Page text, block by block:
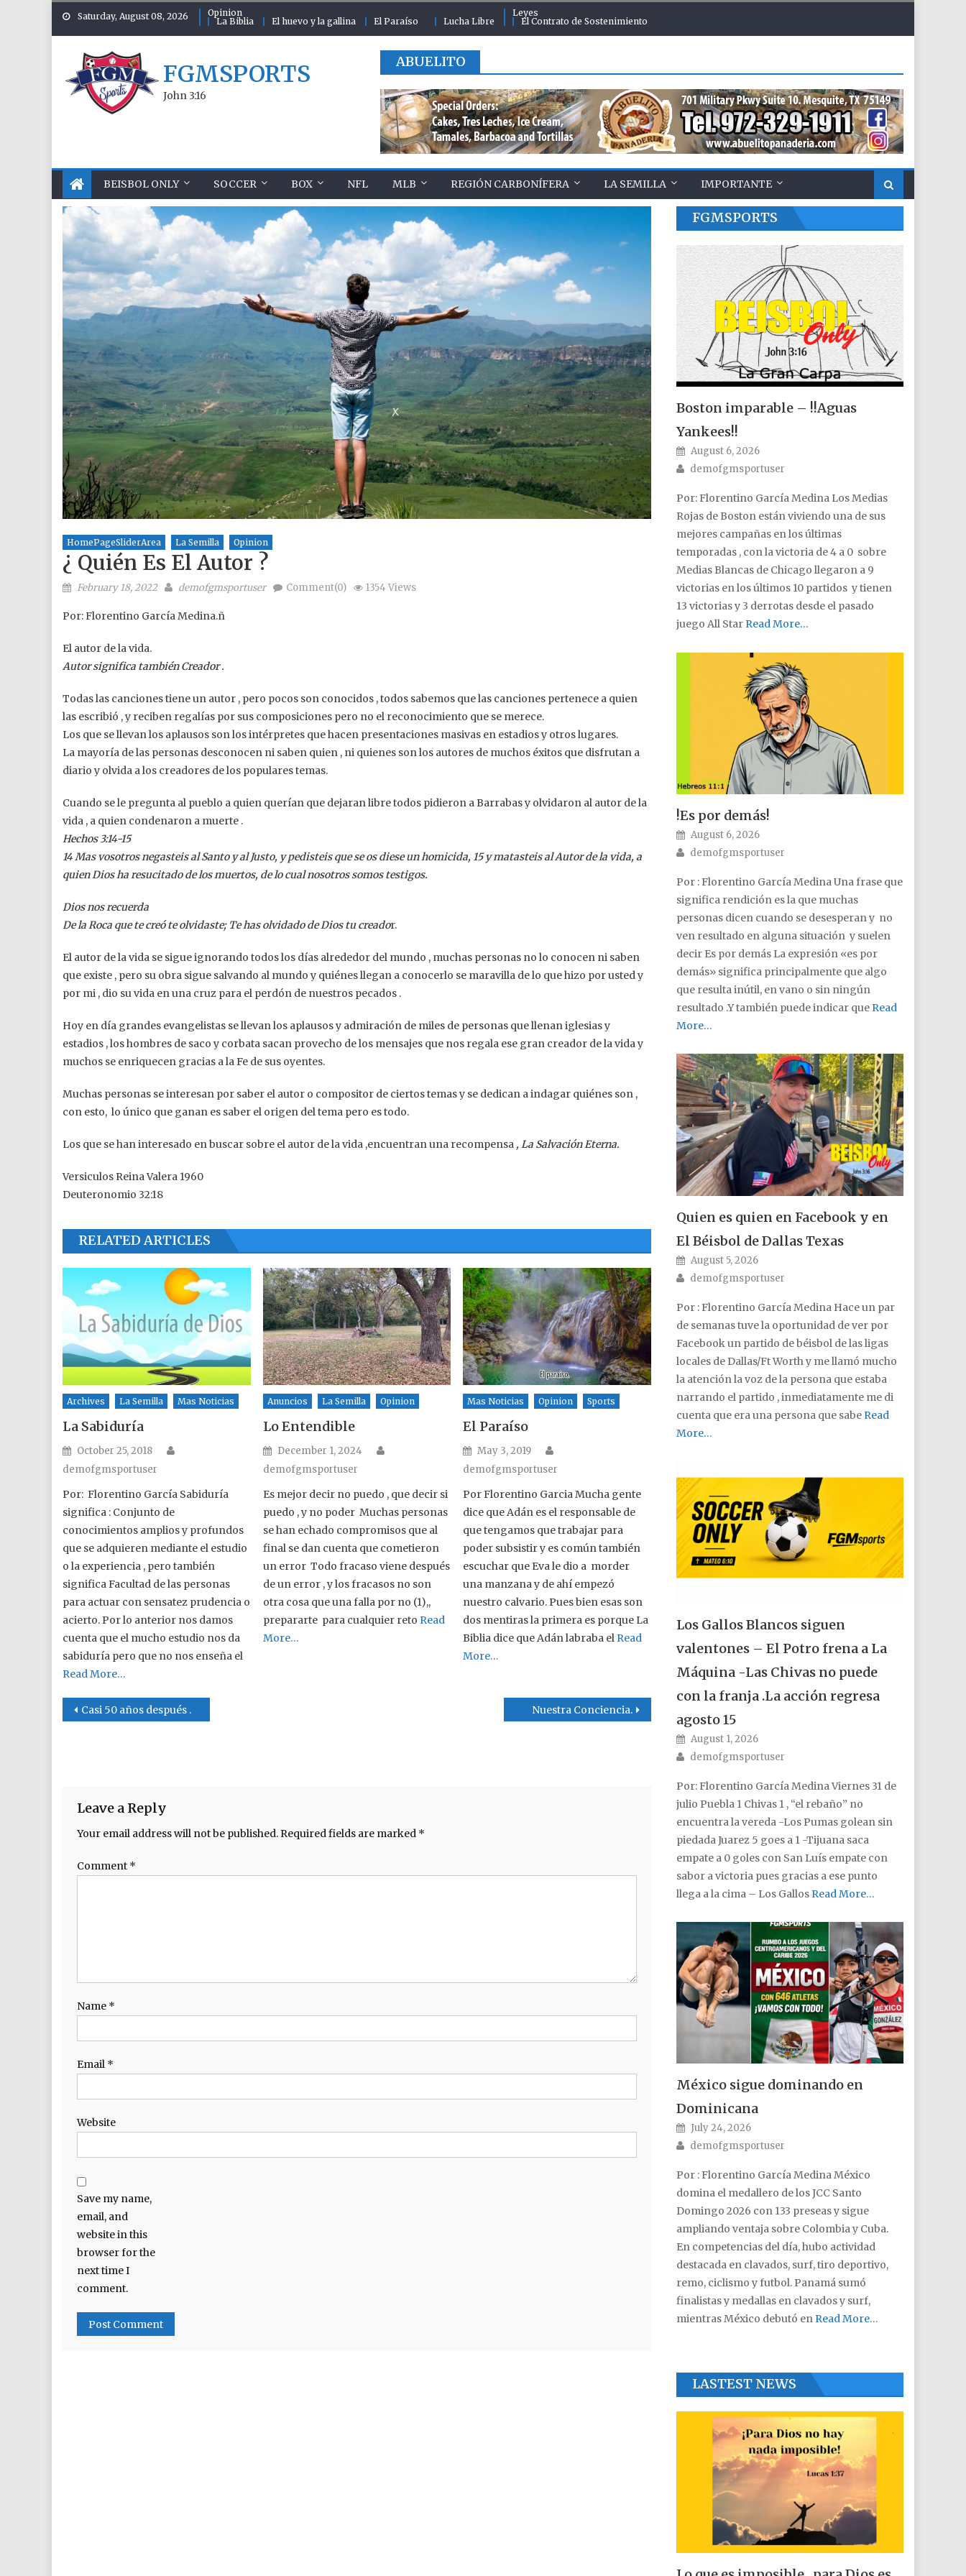
Saturday, August 08, 2026
Opinion
La Biblia
El huevo y la gallina El Paraíso Lucha Libre
Leyes
El Contrato de Sostenimiento
FGMSPORTS
John 3:16
ABUELITO
BEISBOL ONLY SOCCER BOX NFL MLB REGIÓN CARBONÍFERA LA SEMILLA IMPORTANTE
HomePageSliderArea La Semilla Opinion
¿ Quién Es El Autor ?
Posted on
February 18, 2022 Author
demofgmsportuser Comment(0) 1354 Views
Por: Florentino García Medina.ñ
El autor de la vida.
Autor significa también Creador .
Todas las canciones tiene un autor , pero pocos son conocidos , todos sabemos que las canciones pertenece a quien
las escribió , y reciben regalías por sus composiciones pero no el reconocimiento que se merece.
Los que se llevan los aplausos son los intérpretes que hacen presentaciones masivas en estadios y otros lugares.
La mayoría de las personas desconocen ni saben quien , ni quienes son los autores de muchos éxitos que disfrutan a
diario y olvida a los creadores de los populares temas.
Cuando se le pregunta al pueblo a quien querían que dejaran libre todos pidieron a Barrabas y olvidaron al autor de la
vida , a quien condenaron a muerte .
Hechos 3:14-15
14 Mas vosotros negasteis al Santo y al Justo, y pedisteis que se os diese un homicida, 15 y matasteis al Autor de la vida, a
quien Dios ha resucitado de los muertos, de lo cual nosotros somos testigos.
Dios nos recuerda
De la Roca que te creó te olvidaste; Te has olvidado de Dios tu creador.
El autor de la vida se sigue ignorando todos los días alrededor del mundo , muchas personas no lo conocen ni saben
que existe , pero su obra sigue salvando al mundo y quiénes llegan a conocerlo se maravilla de lo que hizo por usted y
por mi , dio su vida en una cruz para el perdón de nuestros pecados .
Hoy en día grandes evangelistas se llevan los aplausos y admiración de miles de personas que llenan iglesias y
estadios , los hombres de saco y corbata sacan provecho de los mensajes que nos regala ese gran creador de la vida y
muchos se enriquecen gracias a la Fe de sus oyentes.
Muchas personas se interesan por saber el autor o compositor de ciertos temas y se dedican a indagar quiénes son ,
con esto, lo único que ganan es saber el origen del tema pero es todo.
Los que se han interesado en buscar sobre el autor de la vida ,encuentran una recompensa , La Salvación Eterna.
Versiculos Reina Valera 1960
Deuteronomio 32:18
RELATED ARTICLES
Archives La Semilla Mas Noticias
La Sabiduría
Posted on
October 25, 2018
demofgmsportuser
Por: Florentino García Sabiduría
significa : Conjunto de
conocimientos amplios y profundos
que se adquieren mediante el estudio
o la experiencia , pero también
significa Facultad de las personas
para actuar con sensatez prudencia o
acierto. Por lo anterior nos damos
cuenta que el mucho estudio nos da
sabiduría pero que no nos enseña el
Read More…
Anuncios La Semilla Opinion
Lo Entendible
Posted on
December 1, 2024
demofgmsportuser
Es mejor decir no puedo , que decir si
puedo , y no poder Muchas personas
se han echado compromisos que al
final se dan cuenta que cometieron
un error Todo fracaso viene después
de un error , y los fracasos no son
otra cosa que una falla por no (1),,
prepararte para cualquier reto Read
More…
Mas Noticias Opinion Sports
El Paraíso
Posted on
May 3, 2019
demofgmsportuser
Por Florentino Garcia Mucha gente
dice que Adán es el responsable de
que tengamos que trabajar para
poder subsistir y es común también
escuchar que Eva le dio a morder
una manzana y de ahí empezó
nuestro calvario. Pues bien esas son
dos mentiras la primera es porque La
Biblia dice que Adán labraba el Read
More…
Post navigation
Casi 50 años después . Nuestra Conciencia.
Leave a Reply
Your email address will not be published. Required fields are marked *
Comment *
Name *
Email *
Website
Save my name,
email, and
website in this
browser for the
next time I
comment.
FGMSPORTS
Boston imparable – !!Aguas
Yankees!!
Posted on
August 6, 2026
Author
demofgmsportuser
Por: Florentino García Medina Los Medias
Rojas de Boston están viviendo una de sus
mejores campañas en los últimas
temporadas , con la victoria de 4 a 0 sobre
Medias Blancas de Chicago llegaron a 9
victorias en los últimos 10 partidos y tienen
13 victorias y 3 derrotas desde el pasado
juego All Star Read More…
!Es por demás!
Posted on
August 6, 2026
Author
demofgmsportuser
Por : Florentino García Medina Una frase que
significa rendición es la que muchas
personas dicen cuando se desesperan y no
ven resultado en alguna situación y suelen
decir Es por demás La expresión «es por
demás» significa principalmente que algo
que resulta inútil, en vano o sin ningún
resultado .Y también puede indicar que Read
More…
Quien es quien en Facebook y en
El Béisbol de Dallas Texas
Posted on
August 5, 2026
Author
demofgmsportuser
Por : Florentino García Medina Hace un par
de semanas tuve la oportunidad de ver por
Facebook un partido de béisbol de las ligas
locales de Dallas/Ft Worth y me llamó mucho
la atención la voz de la persona que estaba
narrando el partido , inmediatamente me di
cuenta que era una persona que sabe Read
More…
Los Gallos Blancos siguen
valentones – El Potro frena a La
Máquina -Las Chivas no puede
con la franja .La acción regresa
agosto 15
Posted on
August 1, 2026
Author
demofgmsportuser
Por: Florentino García Medina Viernes 31 de
julio Puebla 1 Chivas 1 , “el rebaño” no
encuentra la vereda -Los Pumas golean sin
piedada Juarez 5 goes a 1 -Tijuana saca
empate a 0 goles con San Luís empate con
sabor a victoria pues gracias a ese punto
llega a la cima – Los Gallos Read More…
México sigue dominando en
Dominicana
Posted on
July 24, 2026
Author
demofgmsportuser
Por : Florentino García Medina México
domina el medallero de los JCC Santo
Domingo 2026 con 133 preseas y sigue
ampliando ventaja sobre Colombia y Cuba.
En competencias del día, hubo actividad
destacada en clavados, surf, tiro deportivo,
remo, ciclismo y futbol. Panamá sumó
finalistas y medallas en clavados y surf,
mientras México debutó en Read More…
LASTEST NEWS